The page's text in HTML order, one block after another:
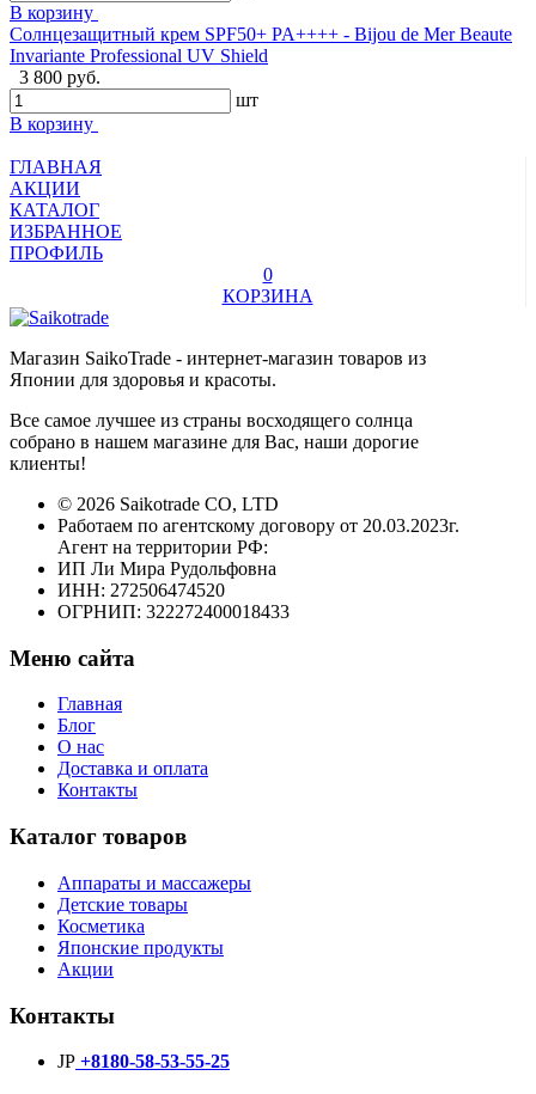
В корзину
Cолнцезащитный крем SPF50+ PA++++ - Bijou de Mer Beaute
Invariante Professional UV Shield
3 800 руб.
шт
В корзину
ГЛАВНАЯ
АКЦИИ
КАТАЛОГ
ИЗБРАННОЕ
ПРОФИЛЬ
0
КОРЗИНА
Магазин SaikoTrade - интернет-магазин товаров из
Японии для здоровья и красоты.
Все самое лучшее из страны восходящего солнца
собрано в нашем магазине для Вас, наши дорогие
клиенты!
© 2026 Saikotrade CO, LTD
Работаем по агентскому договору от 20.03.2023г.
Агент на территории РФ:
ИП Ли Мира Рудольфовна
ИНН: 272506474520
ОГРНИП: 322272400018433
Меню сайта
Главная
Блог
О нас
Доставка и оплата
Контакты
Каталог товаров
Аппараты и массажеры
Детские товары
Косметика
Японские продукты
Акции
Контакты
JP +8180-58-53-55-25